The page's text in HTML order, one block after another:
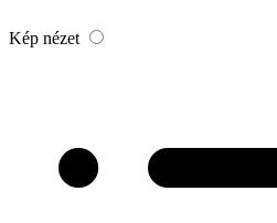
Kép nézet